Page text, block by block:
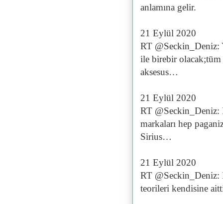
anlamına gelir.
21 Eylül 2020
RT @Seckin_Deniz:
ile birebir olacak;tüm
aksesus…
21 Eylül 2020
RT
markaları hep
Sirius…
21 Eylül 2020
RT @Seckin_Deniz:
teorileri kendisine